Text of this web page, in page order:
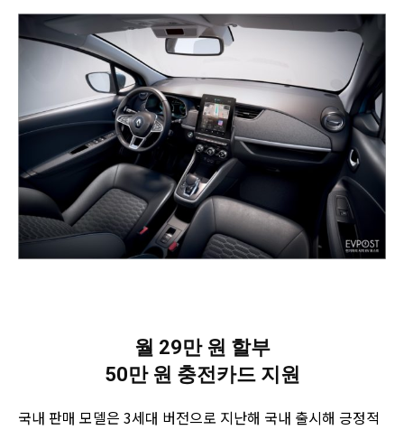
월 29만 원 할부
50만 원 충전카드 지원
국내 판매 모델은 3세대 버전으로 지난해 국내 출시해 긍정적